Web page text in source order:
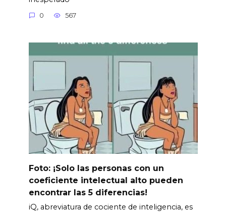
0 567
Foto: ¡Solo las personas con un
coeficiente intelectual alto pueden
encontrar las 5 diferencias!
iQ, abreviatura de cociente de inteligencia, es